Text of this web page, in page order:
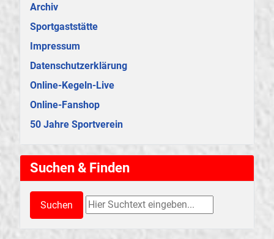
Archiv
Sportgaststätte
Impressum
Datenschutzerklärung
Online-Kegeln-Live
Online-Fanshop
50 Jahre Sportverein
Suchen & Finden
Suchen
Suchen & Finden